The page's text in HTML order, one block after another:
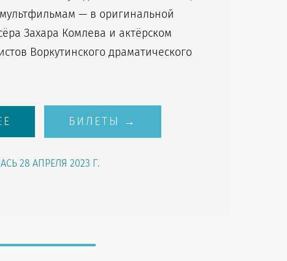
— в оригинальной
Захара Комлева и актёрском
Воркутинского драматического
БИЛЕТЫ →
28 АПРЕЛЯ 2023 Г.